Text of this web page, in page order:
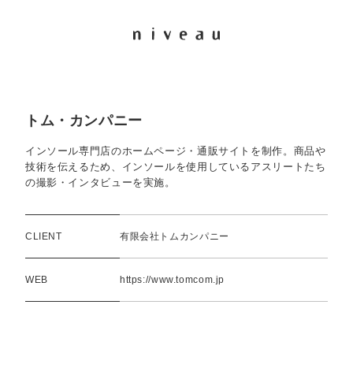
トム・カンパニー
インソール専門店のホームページ・通販サイトを制作。商品や
技術を伝えるため、インソールを使用しているアスリートたち
の撮影・インタビューを実施。
CLIENT 有限会社トムカンパニー
WEB https://www.tomcom.jp